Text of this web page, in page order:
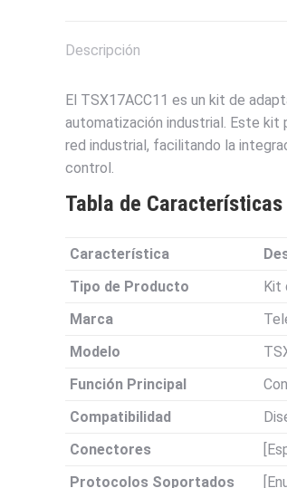
Descripción
El TSX17ACC11 es un kit de
automatización industrial. Este kit
red industrial, facilitando la
control.
Tabla de
Característica
Tipo de Producto
Kit
Marca
Modelo
Función Principal
Compatibilidad
Conectores
Protocolos Soportados